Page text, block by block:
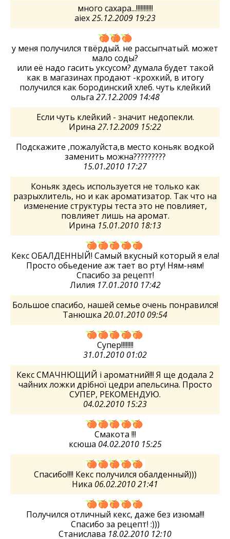
много сахара...!!!!!!!!!!!
aiex25.12.2009 19:23
у меня получился твёрдый. не рассыпчатый. может
мало соды?
или её надо гасить уксусом? думала будет такой
как в магазинах продают -крохкий, в итогу
получился как бородинский хлеб. чуть клейкий
ольга 27.12.2009 14:48
Если чуть клейкий - значит недопекли.
Ирина 27.12.2009 15:22
Подскажите ,пожалуйста,в место коньяк водкой
заменить можна?????????
15.01.2010 17:27
Коньяк здесь используется не только как
разрыхлитель, но и как ароматизатор. Так что на
изменение структуры теста это не повлияет,
повлияет лишь на аромат.
Ирина 15.01.2010 18:13
Кекс ОБАЛДЕННЫЙ! Самый вкусный который я ела!
Просто обьедение аж тает во рту! Ням-ням!
Спасибо за рецепт!
Лилия 17.01.2010 17:42
Большое спасибо, нашей семье очень понравился!
Танюшка 20.01.2010 09:54
Супер!!!!!!!!
31.01.2010 01:02
Кекс СМАЧНЮЩИЙ і ароматний!!! Я ще додала 2
чайних ложки дрібної цедри апельсина. Просто
СУПЕР, РЕКОМЕНДУЮ.
04.02.2010 15:23
Смакота !!!
ксюша 04.02.2010 15:25
Спасибо!!!! Кекс получился обалденный)))
Ника 06.02.2010 21:41
Получился отличный кекс, даже без изюма!!!
Спасибо за рецепт! :)))
Станислава 18.02.2010 12:10